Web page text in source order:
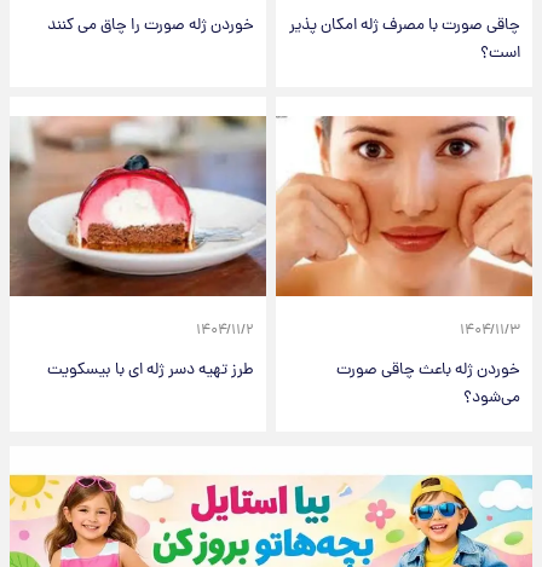
چاقی صورت با مصرف ژله امکان پذیر
است؟
خوردن ژله صورت را چاق می کنند
۱۴۰۴/۱۱/۳
خوردن ژله باعث چاقی صورت
می‌شود؟
۱۴۰۴/۱۱/۲
طرز تهیه دسر ژله ای با بیسکویت